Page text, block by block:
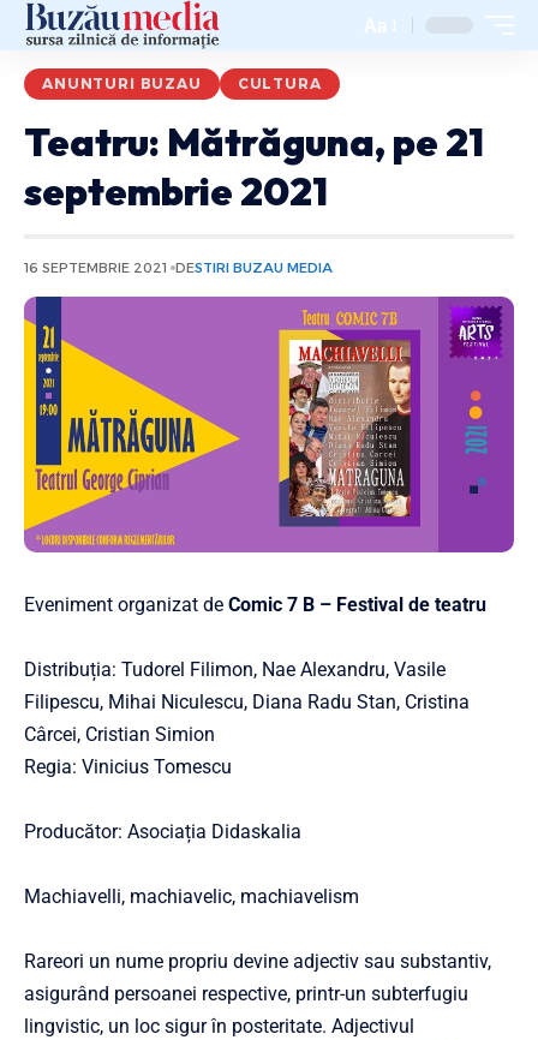
Aa
ANUNTURI BUZAU CULTURA
Teatru: Mătrăguna, pe 21
septembrie 2021
16 SEPTEMBRIE 2021 DESTIRI BUZAU MEDIA
Eveniment organizat de Comic 7 B – Festival de teatru
Distribuția: Tudorel Filimon, Nae Alexandru, Vasile
Filipescu, Mihai Niculescu, Diana Radu Stan, Cristina
Cârcei, Cristian Simion
Regia: Vinicius Tomescu
Producător: Asociația Didaskalia
Machiavelli, machiavelic, machiavelism
Rareori un nume propriu devine adjectiv sau substantiv,
asigurând persoanei respective, printr-un subterfugiu
lingvistic, un loc sigur în posteritate. Adjectivul